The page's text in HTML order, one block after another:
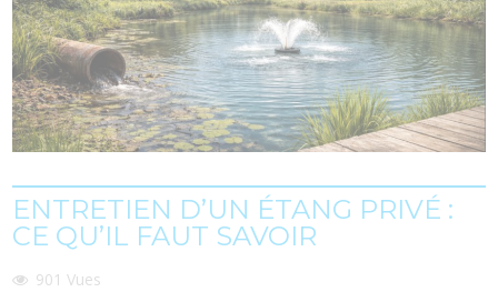
ENTRETIEN D’UN ÉTANG PRIVÉ :
CE QU’IL FAUT SAVOIR
901Vues